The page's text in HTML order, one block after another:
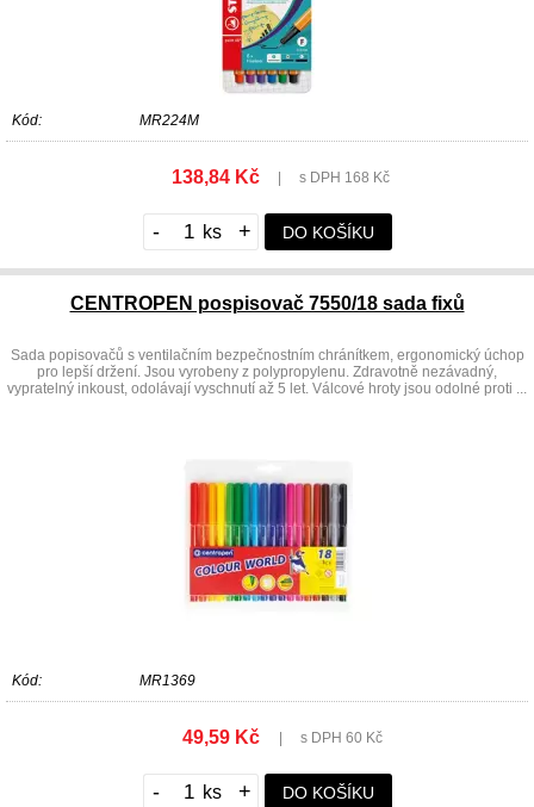
Kód: MR224M
138,84 Kč s DPH 168 Kč
- + DO KOŠÍKU
CENTROPEN pospisovač 7550/18 sada fixů
Sada popisovačů s ventilačním bezpečnostním chránítkem, ergonomický úchop
pro lepší držení. Jsou vyrobeny z polypropylenu. Zdravotně nezávadný,
vypratelný inkoust, odolávají vyschnutí až 5 let. Válcové hroty jsou odolné proti ...
Kód: MR1369
49,59 Kč s DPH 60 Kč
- + DO KOŠÍKU